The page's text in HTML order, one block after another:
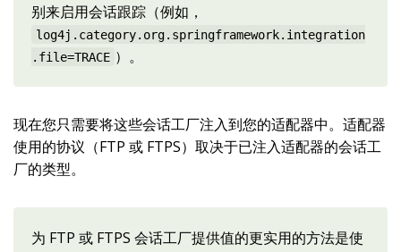
别来启用会话跟踪（例如，
log4j.category.org.springframework.integration
.file=TRACE ）。
现在您只需要将这些会话工厂注入到您的适配器中。适配器
使用的协议（FTP 或 FTPS）取决于已注入适配器的会话工
厂的类型。
为 FTP 或 FTPS 会话工厂提供值的更实用的方法是使